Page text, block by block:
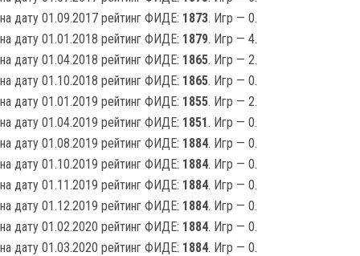
на дату 01.09.2017 рейтинг ФИДЕ: 1873. Игр — 0.
на дату 01.01.2018 рейтинг ФИДЕ: 1879. Игр — 4.
на дату 01.04.2018 рейтинг ФИДЕ: 1865. Игр — 2.
на дату 01.10.2018 рейтинг ФИДЕ: 1865. Игр — 0.
на дату 01.01.2019 рейтинг ФИДЕ: 1855. Игр — 2.
на дату 01.04.2019 рейтинг ФИДЕ: 1851. Игр — 0.
на дату 01.08.2019 рейтинг ФИДЕ: 1884. Игр — 0.
на дату 01.10.2019 рейтинг ФИДЕ: 1884. Игр — 0.
на дату 01.11.2019 рейтинг ФИДЕ: 1884. Игр — 0.
на дату 01.12.2019 рейтинг ФИДЕ: 1884. Игр — 0.
на дату 01.02.2020 рейтинг ФИДЕ: 1884. Игр — 0.
на дату 01.03.2020 рейтинг ФИДЕ: 1884. Игр — 0.